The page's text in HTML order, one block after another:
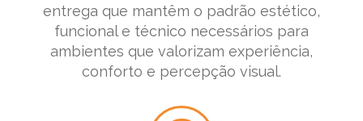
entrega que mantêm o padrão estético,
funcional e técnico necessários para
ambientes que valorizam experiência,
conforto e percepção visual.